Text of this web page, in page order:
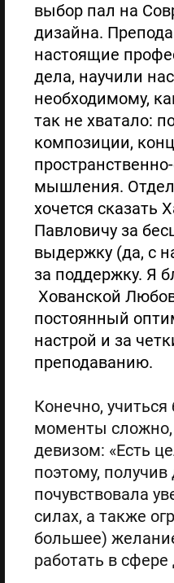
выбор пал на
дизайна.
настоящие
дела, научили
необходимому,
так не хватало:
композиции,
мышления.
хочется сказать
Павловичу за
выдержку (да, с
за поддержку. Я
Хованской
постоянный
настрой и за
преподаванию.
Конечно,
моменты
девизом: «Есть
поэтому,
почувствовала
силах, а также
большее)
работать в сфере